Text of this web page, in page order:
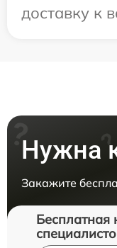
доставку к
Нужна
Закажите
Бесплатная